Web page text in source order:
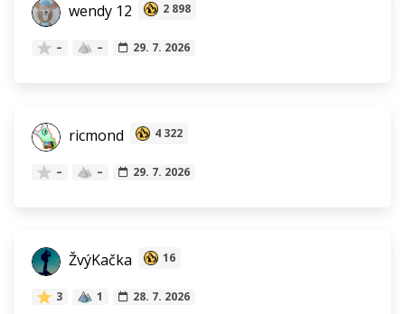
wendy 12 2 898
– – 29. 7. 2026
ricmond 4 322
– – 29. 7. 2026
ŽvýKačka 16
3 1 28. 7. 2026